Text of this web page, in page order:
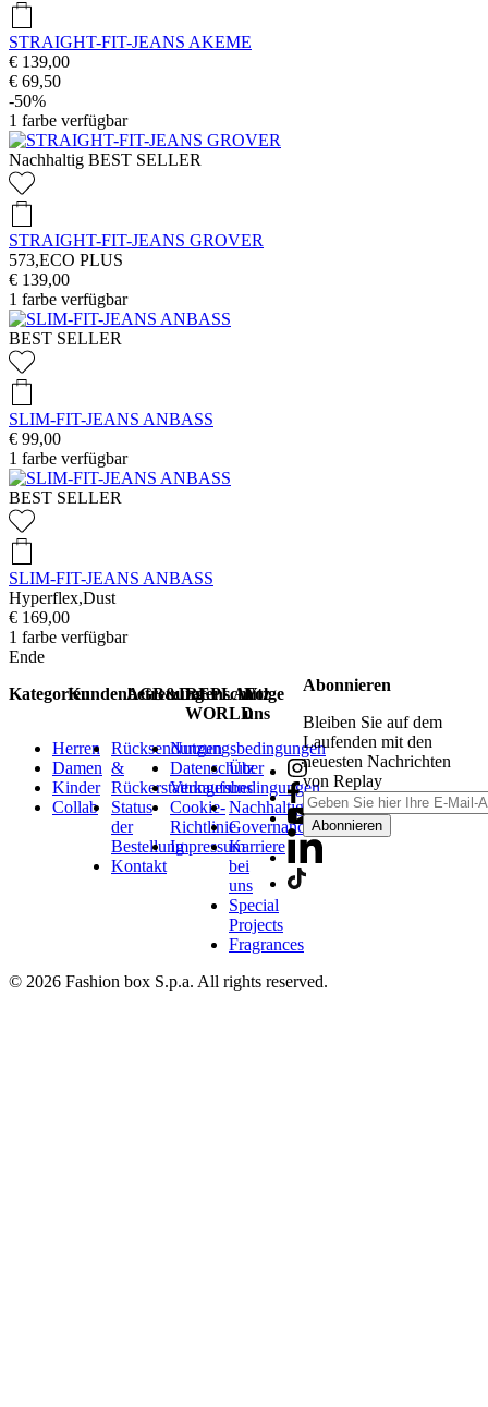
STRAIGHT-FIT-JEANS AKEME
€ 139,00
€ 69,50
-50%
1 farbe verfügbar
Nachhaltig BEST SELLER
STRAIGHT-FIT-JEANS GROVER
573,ECO PLUS
€ 139,00
1 farbe verfügbar
BEST SELLER
SLIM-FIT-JEANS ANBASS
€ 99,00
1 farbe verfügbar
BEST SELLER
SLIM-FIT-JEANS ANBASS
Hyperflex,Dust
€ 169,00
1 farbe verfügbar
Ende
Kategorien
Herren
Damen
Kinder
Collab
Kundenbetreuung
Rücksendungen
&
Rückerstattungen
Status
der
Bestellung
Kontakt
AGB&Datenschutz
Nutzungsbedingungen
Datenschutz
Verkaufsbedingungen
Cookie-
Richtlinie
Impressum
REPLAY
WORLD
Über
uns
Nachhaltigkeit
Governance
Karriere
bei
uns
Special
Projects
Fragrances
Folge
uns
Abonnieren
Bleiben Sie auf dem
Laufenden mit den
neuesten Nachrichten
von Replay
Abonnieren
© 2026 Fashion box S.p.a. All rights reserved.